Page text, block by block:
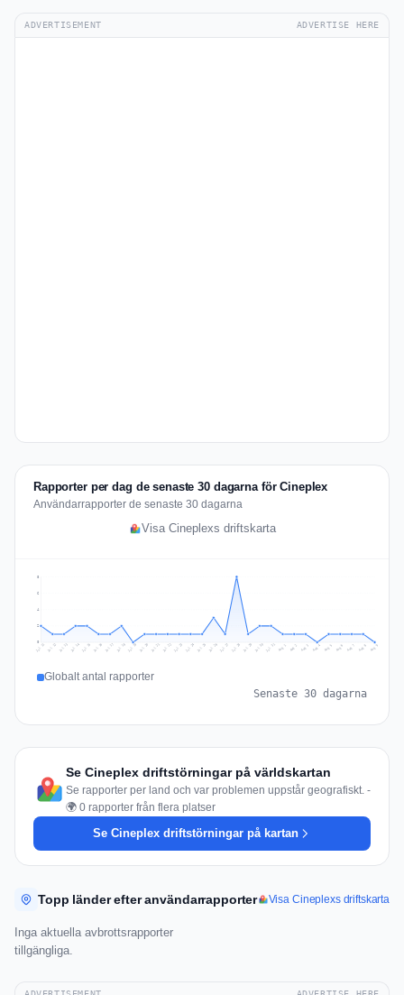
ADVERTISEMENT ADVERTISE HERE
Rapporter per dag de senaste 30 dagarna för Cineplex
Användarrapporter de senaste 30 dagarna
Visa Cineplexs driftskarta
2
4
6
8
Jul 11 Jul 12 Jul 13 Jul 14 Jul 15 Jul 16 Jul 17 Jul 18 Jul 19 Jul 20 Jul 21 Jul 22 Jul 23 Jul 24 Jul 25 Jul 26 Jul 27 Jul 28 Jul 29 Jul 30 Jul 31 Aug 1 Aug 2 Aug 3 Aug 4 Aug 5 Aug 6 Aug 7 Aug 8 Aug 9
Globalt antal rapporter
Senaste 30 dagarna
Se Cineplex driftstörningar på världskartan
Se rapporter per land och var problemen uppstår geografiskt. -
🌍 0 rapporter från flera platser
Se Cineplex driftstörningar på kartan
Topp länder efter användarrapporter Visa Cineplexs driftskarta
Inga aktuella avbrottsrapporter
tillgängliga.